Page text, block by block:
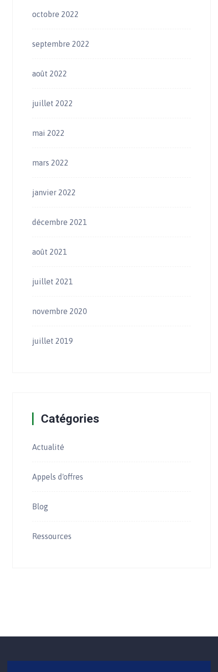
octobre 2022
septembre 2022
août 2022
juillet 2022
mai 2022
mars 2022
janvier 2022
décembre 2021
août 2021
juillet 2021
novembre 2020
juillet 2019
Catégories
Actualité
Appels d'offres
Blog
Ressources